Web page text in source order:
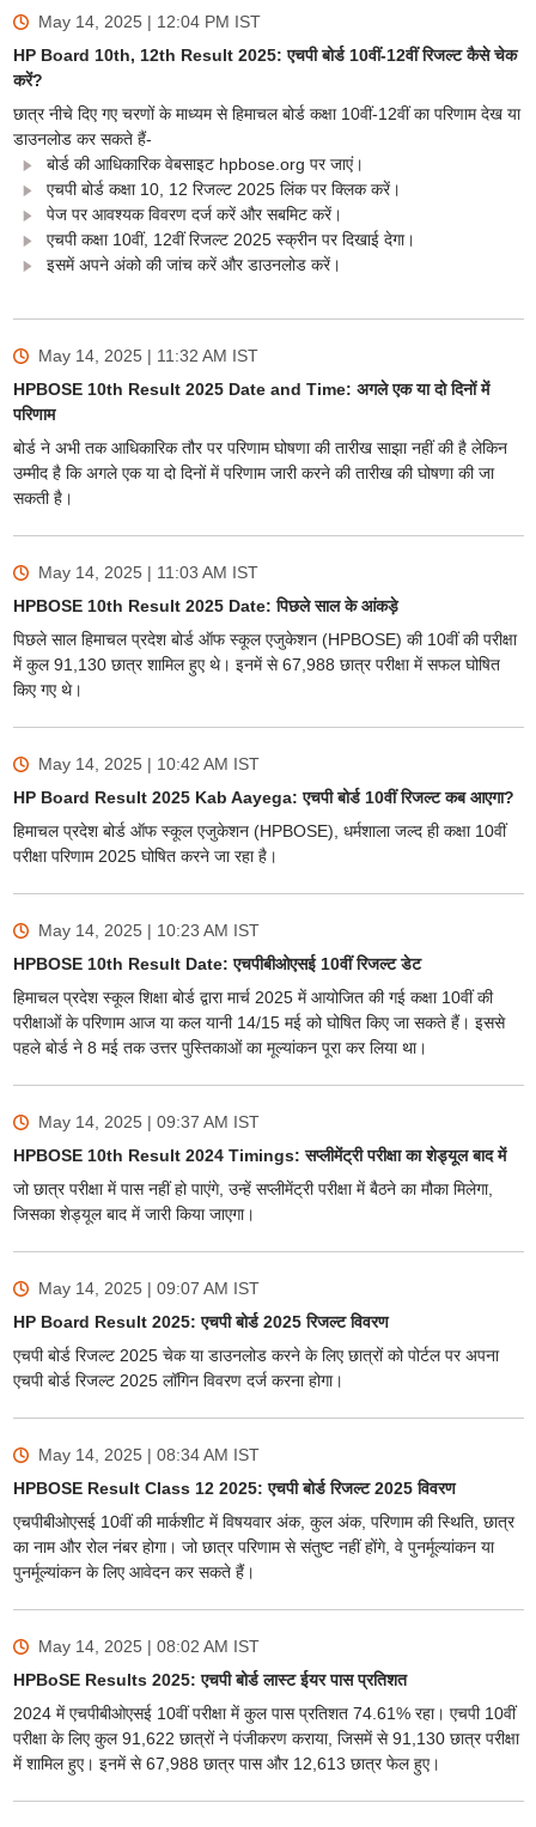
May 14, 2025 | 12:04 PM IST
HP Board 10th, 12th Result 2025: एचपी बोर्ड 10वीं-12वीं रिजल्ट कैसे चेक
करें?
छात्र नीचे दिए गए चरणों के माध्यम से हिमाचल बोर्ड कक्षा 10वीं-12वीं का परिणाम देख या
डाउनलोड कर सकते हैं-
बोर्ड की आधिकारिक वेबसाइट hpbose.org पर जाएं।
एचपी बोर्ड कक्षा 10, 12 रिजल्ट 2025 लिंक पर क्लिक करें।
पेज पर आवश्यक विवरण दर्ज करें और सबमिट करें।
एचपी कक्षा 10वीं, 12वीं रिजल्ट 2025 स्क्रीन पर दिखाई देगा।
इसमें अपने अंको की जांच करें और डाउनलोड करें।
May 14, 2025 | 11:32 AM IST
HPBOSE 10th Result 2025 Date and Time: अगले एक या दो दिनों में
परिणाम
बोर्ड ने अभी तक आधिकारिक तौर पर परिणाम घोषणा की तारीख साझा नहीं की है लेकिन
उम्मीद है कि अगले एक या दो दिनों में परिणाम जारी करने की तारीख की घोषणा की जा
सकती है।
May 14, 2025 | 11:03 AM IST
HPBOSE 10th Result 2025 Date: पिछले साल के आंकड़े
पिछले साल हिमाचल प्रदेश बोर्ड ऑफ स्कूल एजुकेशन (HPBOSE) की 10वीं की परीक्षा
में कुल 91,130 छात्र शामिल हुए थे। इनमें से 67,988 छात्र परीक्षा में सफल घोषित
किए गए थे।
May 14, 2025 | 10:42 AM IST
HP Board Result 2025 Kab Aayega: एचपी बोर्ड 10वीं रिजल्ट कब आएगा?
हिमाचल प्रदेश बोर्ड ऑफ स्कूल एजुकेशन (HPBOSE), धर्मशाला जल्द ही कक्षा 10वीं
परीक्षा परिणाम 2025 घोषित करने जा रहा है।
May 14, 2025 | 10:23 AM IST
HPBOSE 10th Result Date: एचपीबीओएसई 10वीं रिजल्ट डेट
हिमाचल प्रदेश स्कूल शिक्षा बोर्ड द्वारा मार्च 2025 में आयोजित की गई कक्षा 10वीं की
परीक्षाओं के परिणाम आज या कल यानी 14/15 मई को घोषित किए जा सकते हैं। इससे
पहले बोर्ड ने 8 मई तक उत्तर पुस्तिकाओं का मूल्यांकन पूरा कर लिया था।
May 14, 2025 | 09:37 AM IST
HPBOSE 10th Result 2024 Timings: सप्लीमेंट्री परीक्षा का शेड्यूल बाद में
जो छात्र परीक्षा में पास नहीं हो पाएंगे, उन्हें सप्लीमेंट्री परीक्षा में बैठने का मौका मिलेगा,
जिसका शेड्यूल बाद में जारी किया जाएगा।
May 14, 2025 | 09:07 AM IST
HP Board Result 2025: एचपी बोर्ड 2025 रिजल्ट विवरण
एचपी बोर्ड रिजल्ट 2025 चेक या डाउनलोड करने के लिए छात्रों को पोर्टल पर अपना
एचपी बोर्ड रिजल्ट 2025 लॉगिन विवरण दर्ज करना होगा।
May 14, 2025 | 08:34 AM IST
HPBOSE Result Class 12 2025: एचपी बोर्ड रिजल्ट 2025 विवरण
एचपीबीओएसई 10वीं की मार्कशीट में विषयवार अंक, कुल अंक, परिणाम की स्थिति, छात्र
का नाम और रोल नंबर होगा। जो छात्र परिणाम से संतुष्ट नहीं होंगे, वे पुनर्मूल्यांकन या
पुनर्मूल्यांकन के लिए आवेदन कर सकते हैं।
May 14, 2025 | 08:02 AM IST
HPBoSE Results 2025: एचपी बोर्ड लास्ट ईयर पास प्रतिशत
2024 में एचपीबीओएसई 10वीं परीक्षा में कुल पास प्रतिशत 74.61% रहा। एचपी 10वीं
परीक्षा के लिए कुल 91,622 छात्रों ने पंजीकरण कराया, जिसमें से 91,130 छात्र परीक्षा
में शामिल हुए। इनमें से 67,988 छात्र पास और 12,613 छात्र फेल हुए।